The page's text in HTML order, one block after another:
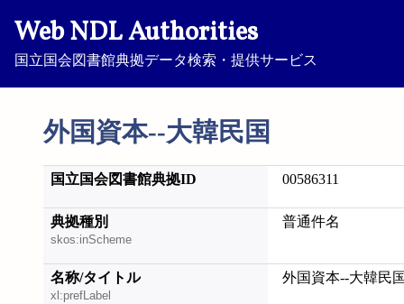
Web NDL Authorities
国立国会図書館典拠データ検索・提供サービス
外国資本--大韓民国
国立国会図書館典拠ID 00586311
典拠種別
skos:inScheme
普通件名
名称/タイトル
xl:prefLabel
外国資本--大韓民